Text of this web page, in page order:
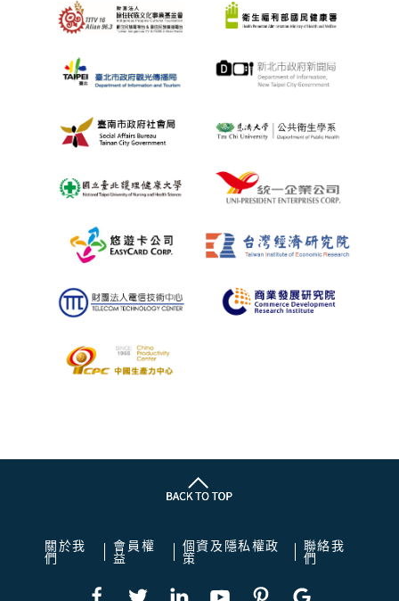
關於我
們
會員權
益
個資及隱私權政
策
聯絡我
們